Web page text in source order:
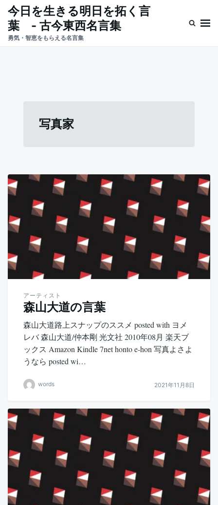
Skip
content
Search
for:
今日を生きる明日を拓く言
葉 - 古今東西名言集
勇気・智恵をもらえる名言集
写真家
アーティスト
森山大道の言葉
森山大道路上スナップのススメ posted with ヨメ
レバ 森山大道/仲本剛 光文社 2010年08月 楽天ブ
ックス Amazon Kindle 7net honto e-hon 写真よさよ
うなら posted wi…
words 2021年11月8日